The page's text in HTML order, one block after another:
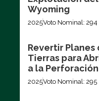
Wyoming
2025Voto Nominal: 294
Revertir Planes
Tierras para
a la
2025Voto Nominal: 295